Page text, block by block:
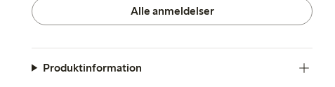
Alle anmeldelser
Produktinformation